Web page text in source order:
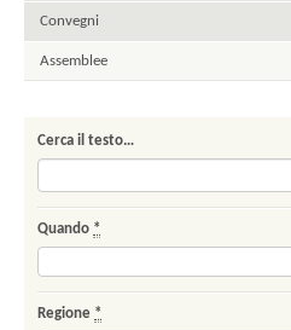
Convegni
Assemblee
Cerca il testo…
Quando *
Regione *